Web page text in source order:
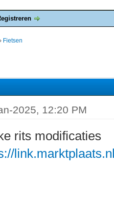
› Fietsen
2025, 12:20 PM
rits modificaties